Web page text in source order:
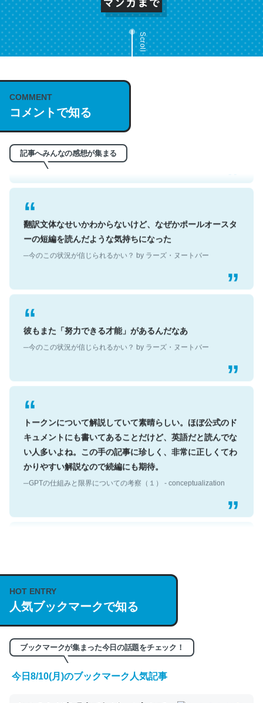
Scroll
COMMENT
コメントで知る
記事へみんなの感想が集まる
これは名文。彼はとてもクレバーなんだろうなと凄く思
う。英語少しでも読める人は原文もお勧め。自分はこの流
れ好き。Let’s Fucking Go. Then Covid hit. Shit.
─今のこの状況が信じられるかい？ by ラーズ・ヌートバー
翻訳文体なせいかわからないけど、なぜかポールオースタ
ーの短編を読んだような気持ちになった
─今のこの状況が信じられるかい？ by ラーズ・ヌートバー
彼もまた「努力できる才能」があるんだなあ
─今のこの状況が信じられるかい？ by ラーズ・ヌートバー
トークンについて解説していて素晴らしい。ほぼ公式のド
キュメントにも書いてあることだけど、英語だと読んでな
い人多いよね。この手の記事に珍しく、非常に正しくてわ
かりやすい解説なので続編にも期待。
─GPTの仕組みと限界についての考察（１） - conceptualization
https://isobe324649.hatenablog.com/entry/2023/03/27
/064121
─GPTの仕組みと限界についての考察（１） - conceptualization
HOT ENTRY
人気ブックマークで知る
ブックマークが集まった今日の話題をチェック！
今日8/10(月)のブックマーク人気記事